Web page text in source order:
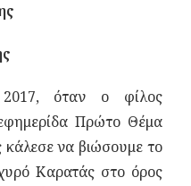
όταν ο φίλος
Πρώτο Θέμα
να βιώσουμε το
Καρατάς στο όρος